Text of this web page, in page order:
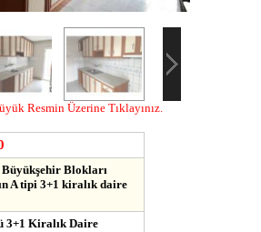
Resmin Üzerine Tıklayınız.
Blokları
A tipi 3+1 kiralık daire
3+1 Kiralık Daire